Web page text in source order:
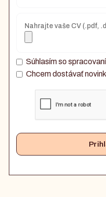
Nahrajte vaše CV (.pdf,
Súhlasím so
Chcem dostávať